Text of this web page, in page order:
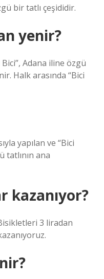
bir tatlı çeşididir.
yenir?
Bici”, Adana iline özgü
Halk arasında “Bici
yapılan ve “Bici
tatlının ana
kazanıyor?
3 liradan